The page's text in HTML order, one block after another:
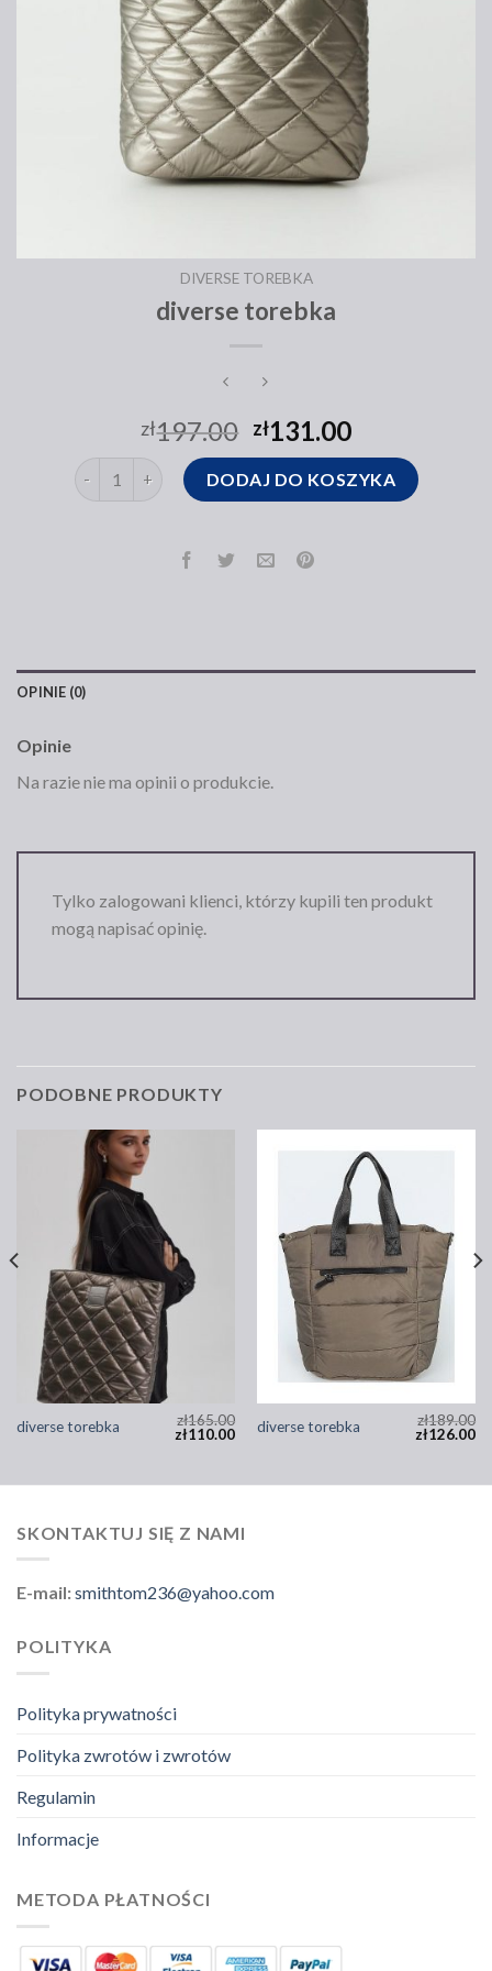
DIVERSE TOREBKA
diverse torebka
zł197.00 zł131.00
ilość diverse torebkaDODAJ DO KOSZYKA
OPINIE (0)
Opinie
Na razie nie ma opinii o produkcie.
Tylko zalogowani klienci, którzy kupili ten produkt
mogą napisać opinię.
PODOBNE PRODUKTY
diverse torebka zł165.00
zł110.00 diverse torebka zł189.00
zł126.00
SKONTAKTUJ SIĘ Z NAMI
E-mail:smithtom236@yahoo.com
POLITYKA
Polityka prywatności
Polityka zwrotów i zwrotów
Regulamin
Informacje
METODA PŁATNOŚCI